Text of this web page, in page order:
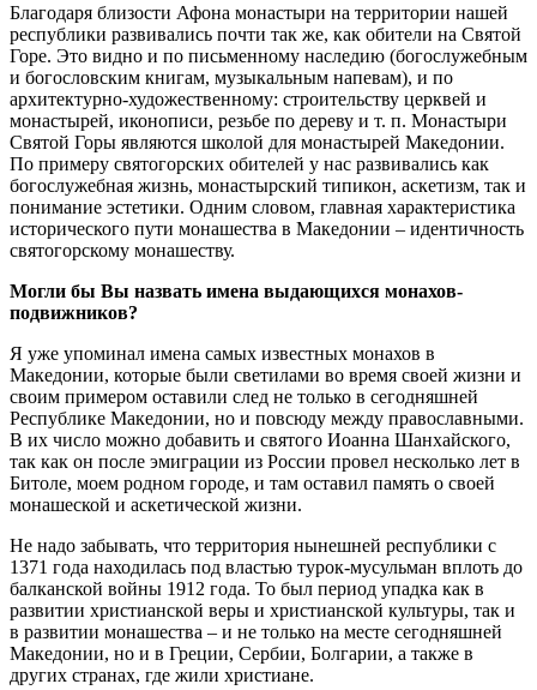
Благодаря близости Афона монастыри на территории нашей
республики развивались почти так же, как обители на Святой
Горе. Это видно и по письменному наследию (богослужебным
и богословским книгам, музыкальным напевам), и по
архитектурно-художественному: строительству церквей и
монастырей, иконописи, резьбе по дереву и т. п. Монастыри
Святой Горы являются школой для монастырей Македонии.
По примеру святогорских обителей у нас развивались как
богослужебная жизнь, монастырский типикон, аскетизм, так и
понимание эстетики. Одним словом, главная характеристика
исторического пути монашества в Македонии – идентичность
святогорскому монашеству.
Могли бы Вы назвать имена выдающихся монахов-
подвижников?
Я уже упоминал имена самых известных монахов в
Македонии, которые были светилами во время своей жизни и
своим примером оставили след не только в сегодняшней
Республике Македонии, но и повсюду между православными.
В их число можно добавить и святого Иоанна Шанхайского,
так как он после эмиграции из России провел несколько лет в
Битоле, моем родном городе, и там оставил память о своей
монашеской и аскетической жизни.
Не надо забывать, что территория нынешней республики с
1371 года находилась под властью турок-мусульман вплоть до
балканской войны 1912 года. То был период упадка как в
развитии христианской веры и христианской культуры, так и
в развитии монашества – и не только на месте сегодняшней
Македонии, но и в Греции, Сербии, Болгарии, а также в
других странах, где жили христиане.